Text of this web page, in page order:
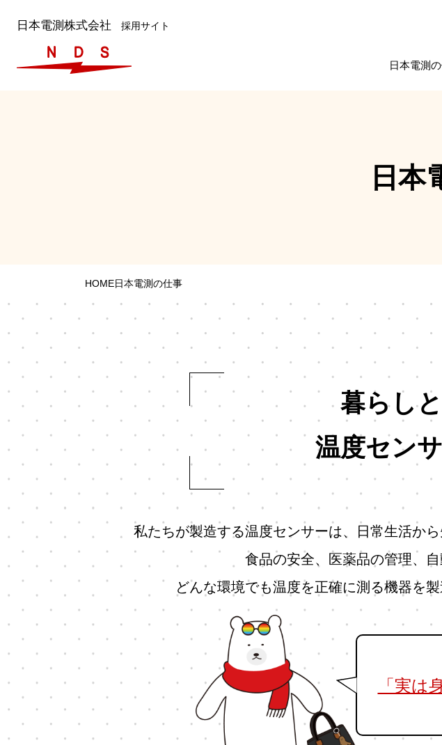
日本電測株式会社 採用サイト
日本電測
日本
HOME日本電測の仕事
暮らし
温度セン
私たちが製造する温度センサーは、 日常生活か
食品の安全、医薬品の管理、
どんな環境でも温度を正確に測る機器を
「実は